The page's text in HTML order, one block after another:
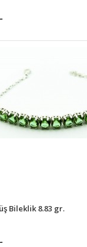
Bileklik 8.83 gr.